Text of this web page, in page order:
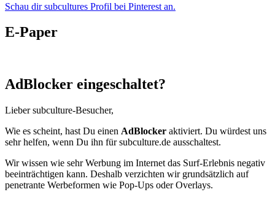
Schau dir subcultures Profil bei Pinterest an.
E-Paper
AdBlocker eingeschaltet?
Lieber subculture-Besucher,
Wie es scheint, hast Du einen AdBlocker aktiviert. Du würdest uns
sehr helfen, wenn Du ihn für subculture.de ausschaltest.
Wir wissen wie sehr Werbung im Internet das Surf-Erlebnis negativ
beeinträchtigen kann. Deshalb verzichten wir grundsätzlich auf
penetrante Werbeformen wie Pop-Ups oder Overlays.